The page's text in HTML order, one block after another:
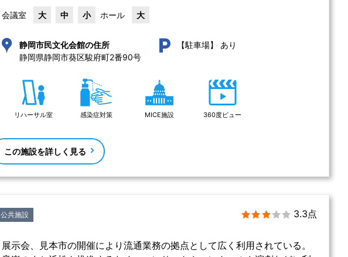
会議室 大 中 小 ホール 大
静岡市民文化会館の住所
静岡県静岡市葵区駿府町2番90号
【駐車場】 あり
リハーサル室 感染症対策 MICE施設 360度ビュー
この施設を詳しく見る
公共施設 3.3点
展示会、見本市の開催により流通業務の拠点として広く利用されている。